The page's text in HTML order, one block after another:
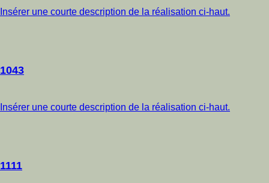
Insérer une courte description de la réalisation ci-haut.
1043
Insérer une courte description de la réalisation ci-haut.
1111